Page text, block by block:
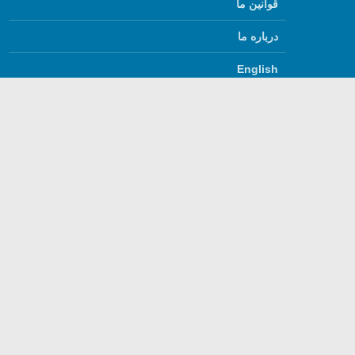
قوانین ما
درباره ما
English